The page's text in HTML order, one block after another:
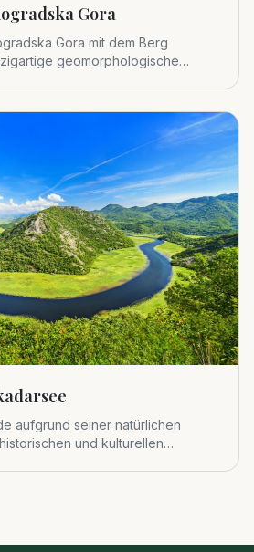
Gora
Gora mit dem Berg
geomorphologische
aufgrund seiner natürlichen
und kulturellen